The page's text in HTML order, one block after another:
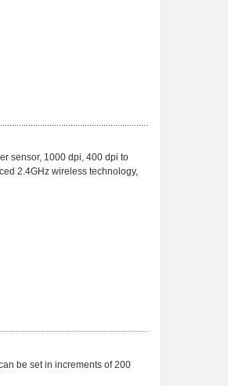
sensor, 1000 dpi, 400 dpi to
2.4GHz wireless technology,
be set in increments of 200